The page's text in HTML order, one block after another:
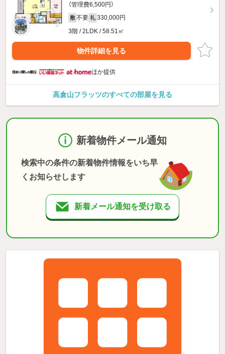
（管理費6,500円）
敷 不要 礼 330,000円
3階 / 2LDK / 58.51㎡
物件詳細を見る
ほか提供
高倉山フラッツのすべての部屋を見る
新着物件メール通知
検索中の条件の新着物件情報をいち早
くお知らせします
新着メール通知を受け取る